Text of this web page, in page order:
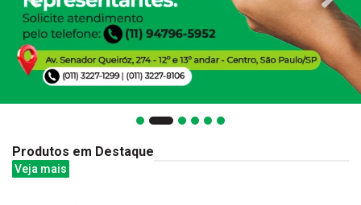
Produtos em Destaque
Veja mais